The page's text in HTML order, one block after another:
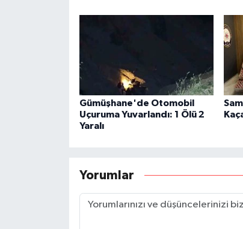
Gümüşhane'de Otomobil
Uçuruma Yuvarlandı: 1 Ölü 2
Yaralı
Yorumlar